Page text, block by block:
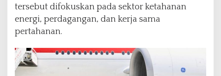
tersebut difokuskan pada sektor ketahanan
energi, perdagangan, dan kerja sama
pertahanan.